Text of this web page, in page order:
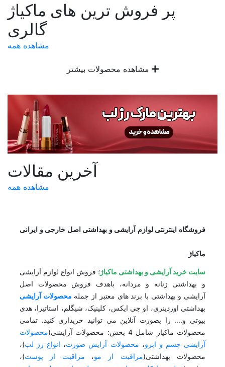
پر فروش ترین های ماکیاژ
گالری
مشاهده همه
آخرین مقالات
مشاهده همه
فروشگاه اینترنتی لوازم آرایشی و بهداشتی اصل خارجی و ایرانی
ماکیاژ
سایت خرید آرایشی و بهداشتی ماکیاژ؛ فروش انواع لوازم آرایشی
و بهداشتی زنانه و مردانه، باهدف فروش محصولات اصل
آرایشی و بهداشتی با برند های معتبر از جمله محصولات آرایشی
بهداشتی اوردینری، او جی ایکس، کلینیک، شیگلم، استاتیرا، هدی
بیوتی و.... را بصورت آنلاین می توانید خریداری کنید. تمامی
محصولات ماکیاژ شامل 4 بخش: محصولات آرایشی(
محصولات
آرایشی چشم و ابرو، محصولات آرایش صورت، انواع رژ لب)،
محصولات بهداشتی(مراقبت از مو، مراقبت از پوست)،